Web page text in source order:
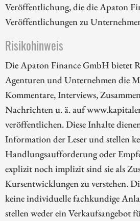
Veröffentlichung, die die Apaton
Veröffentlichungen zu
Risikohinweis
Die Apaton Finance GmbH bietet
Agenturen und Unternehmen die
Kommentare, Interviews,
Nachrichten u. ä. auf
veröffentlichen. Diese Inhalte
Information der Leser und stellen
Handlungsaufforderung oder
explizit noch implizit sind sie als
Kursentwicklungen zu verstehen.
keine individuelle fachkundige
stellen weder ein Verkaufsangebot